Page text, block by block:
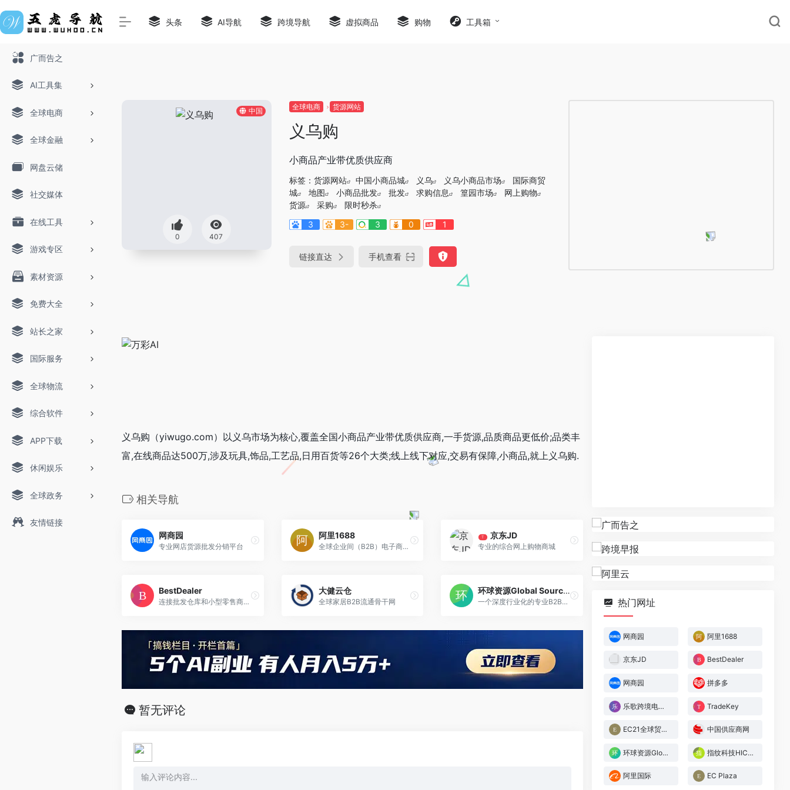
广而告之
AI工具集
全球电商
全球金融
网盘云储
社交媒体
在线工具
游戏专区
素材资源
免费大全
站长之家
国际服务
全球物流
综合软件
APP下载
休闲娱乐
全球政务
友情链接
头条 AI导航 跨境导航 虚拟商品 购物 工具箱
中国
0 407
全球电商 货源网站
义乌购
小商品产业带优质供应商
标签： 货源网站 中国小商品城 义乌 义乌小商品市场
国际商贸
城
地图 小商品批发 批发 求购信息 篁园市场
网上购物
货源
采购
限时秒杀
3
3- 3 0 1
链接直达 手机查看
义乌购（yiwugo.com）以义乌市场为核心,覆盖全国小商品产业带优质供应商,一手货源,品质商品更低价;品类丰
富,在线商品达500万,涉及玩具,饰品,工艺品,日用百货等26个大类;线上线下对应,交易有保障,小商品,就上义乌购.
相关导航
网商园
专业网店货源批发分销平台
阿里1688
全球企业间（B2B）电子商务的著名品牌
T 京东JD
专业的综合网上购物商城
BestDealer
连接批发仓库和小型零售商的桥梁
大健云仓
全球家居B2B流通骨干网
环球资源Global Sources
一个深度行业化的专业B2B外贸平台，被中国商务部主办的国际商报多次点名认可，是全球高端买家的首选采购平台之一‌。
暂无评论
热门网址
网商园 阿里1688
京东JD BestDealer
网商园 拼多多
乐歌跨境电商分销 TradeKey
EC21全球贸易网 中国供应商网
环球资源Global Sources 指纹科技HICUSTOM
阿里国际 EC Plaza